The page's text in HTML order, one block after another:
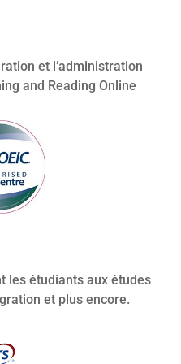
et l’administration
and Reading Online
les étudiants aux études
et plus encore.